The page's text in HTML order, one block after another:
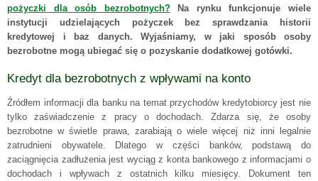
pożyczki dla osób bezrobotnych?Na rynku funkcjonuje wiele
instytucji udzielających pożyczek bez sprawdzania historii
kredytowej i baz danych. Wyjaśniamy, w jaki sposób osoby
bezrobotne mogą ubiegać się o pozyskanie dodatkowej gotówki.
Kredyt dla bezrobotnych z wpływami na konto
Źródłem informacji dla banku na temat przychodów kredytobiorcy jest nie
tylko zaświadczenie z pracy o dochodach. Zdarza się, że osoby
bezrobotne w świetle prawa, zarabiają o wiele więcej niż inni legalnie
zatrudnieni obywatele. Dlatego w części banków, podstawą do
zaciągnięcia zadłużenia jest wyciąg z konta bankowego z informacjami o
dochodach i wpływach z ostatnich kilku miesięcy. Dokument ten